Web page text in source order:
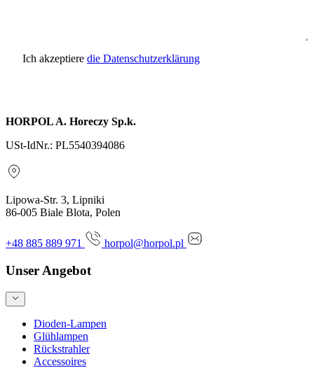
Ich akzeptiere die Datenschutzerklärung
HORPOL A. Horeczy Sp.k.
USt-IdNr.: PL5540394086
Lipowa-Str. 3, Lipniki
86-005 Biale Blota, Polen
+48 885 889 971 horpol@horpol.pl
Unser Angebot
Dioden-Lampen
Glühlampen
Rückstrahler
Accessoires